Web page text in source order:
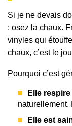
Si je ne devais
: osez la chaux.
vinyles qui
chaux, c’est le
Pourquoi c’est
Elle respire
naturellement.
Elle est